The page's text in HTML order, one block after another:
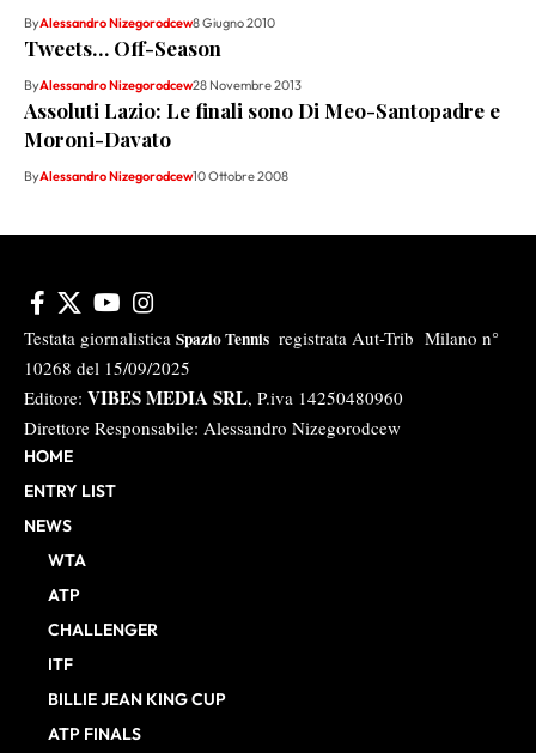
ByAlessandro Nizegorodcew8 Giugno 2010
Tweets… Off-Season
ByAlessandro Nizegorodcew28 Novembre 2013
Assoluti Lazio: Le finali sono Di Meo-Santopadre e
Moroni-Davato
ByAlessandro Nizegorodcew10 Ottobre 2008
Testata giornalistica Spazio Tennis registrata Aut-Trib Milano n°
10268 del 15/09/2025
Editore: VIBES MEDIA SRL, P.iva 14250480960
Direttore Responsabile: Alessandro Nizegorodcew
HOME
ENTRY LIST
NEWS
WTA
ATP
CHALLENGER
ITF
BILLIE JEAN KING CUP
ATP FINALS